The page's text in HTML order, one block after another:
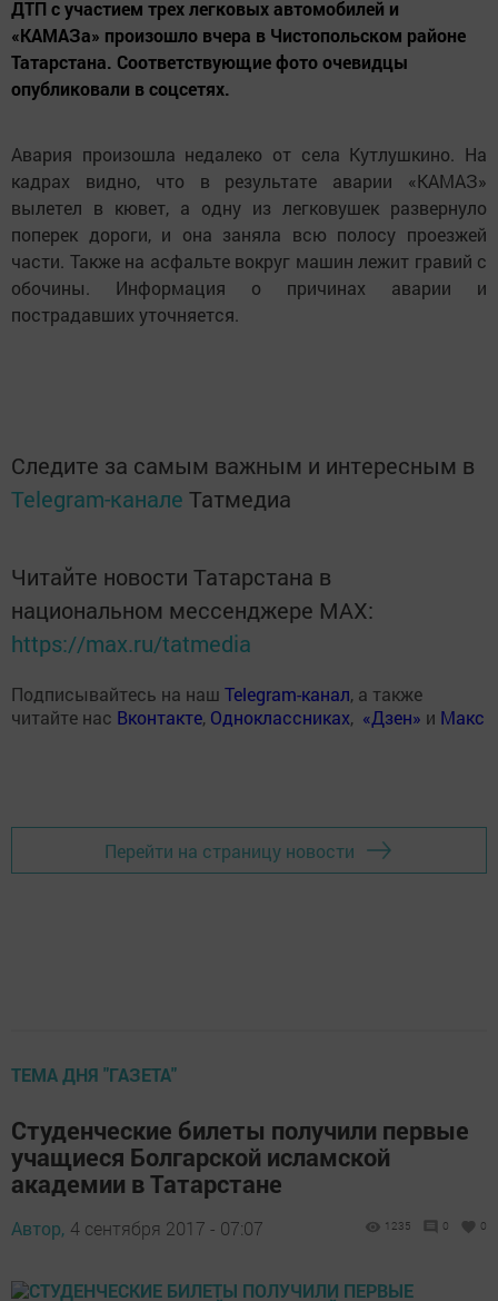
ДТП с участием трех легковых автомобилей и
«КАМАЗа» произошло вчера в Чистопольском районе
Татарстана. Соответствующие фото очевидцы
опубликовали в соцсетях.
Авария произошла недалеко от села Кутлушкино. На
кадрах видно, что в результате аварии «КАМАЗ»
вылетел в кювет, а одну из легковушек развернуло
поперек дороги, и она заняла всю полосу проезжей
части. Также на асфальте вокруг машин лежит гравий с
обочины. Информация о причинах аварии и
пострадавших уточняется.
Следите за самым важным и интересным в
Telegram-канале Татмедиа
Читайте новости Татарстана в
национальном мессенджере MАХ:
https://max.ru/tatmedia
Подписывайтесь на наш Telegram-канал, а также
читайте нас Вконтакте, Одноклассниках, «Дзен» и Макс
Перейти на страницу новости
ТЕМА ДНЯ "ГАЗЕТА"
Студенческие билеты получили первые
учащиеся Болгарской исламской
академии в Татарстане
Автор, 4 сентября 2017 - 07:07 1235 0 0